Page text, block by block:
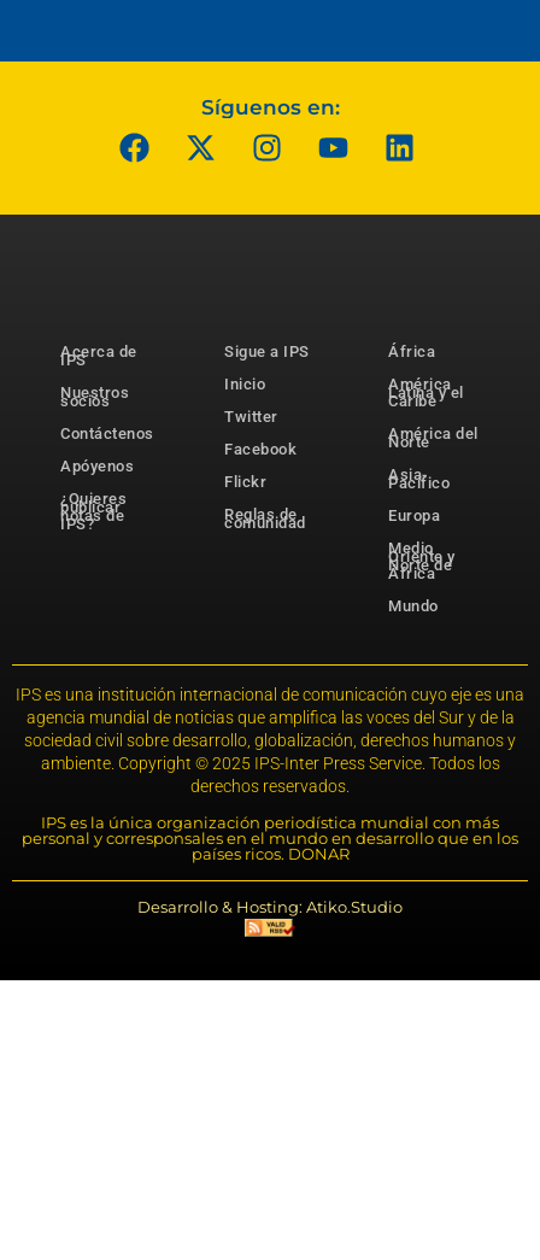
Síguenos en:
Acerca de
IPS
Nuestros
socios
Contáctenos
Apóyenos
¿Quieres
publicar
notas de
IPS?
Sigue a IPS
Inicio
Twitter
Facebook
Flickr
Reglas de
comunidad
África
América
Latina y el
Caribe
América del
Norte
Asia-
Pacífico
Europa
Medio
Oriente y
Norte de
África
Mundo
IPS es una institución internacional de comunicación cuyo eje es una
agencia mundial de noticias que amplifica las voces del Sur y de la
sociedad civil sobre desarrollo, globalización, derechos humanos y
ambiente. Copyright © 2025 IPS-Inter Press Service. Todos los
derechos reservados.
IPS es la única organización periodística mundial con más
personal y corresponsales en el mundo en desarrollo que en los
países ricos. DONAR
Desarrollo & Hosting: Atiko.Studio